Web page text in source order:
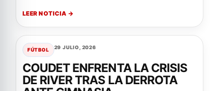
LEER NOTICIA →
FÚTBOL 29 JULIO, 2026
COUDET ENFRENTA LA CRISIS
DE RIVER TRAS LA DERROTA